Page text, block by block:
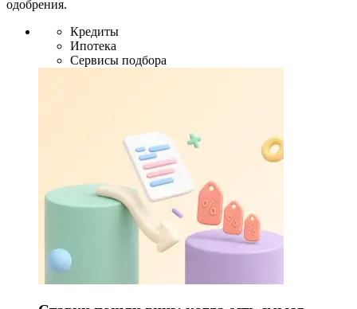
одобрения.
Кредиты
Ипотека
Сервисы подбора